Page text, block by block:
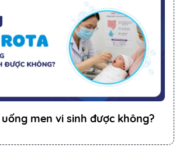
men vi sinh được không?